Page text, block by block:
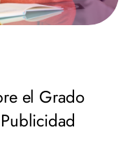
el Grado